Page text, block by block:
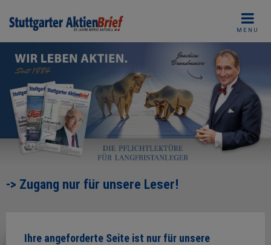
MENU
-> Zugang nur für unsere Leser!
Ihre angeforderte Seite ist nur für unsere